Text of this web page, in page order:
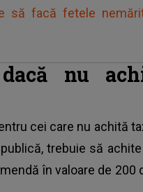
să facă fetele
nu
cei care nu achită
trebuie să
în valoare de 200